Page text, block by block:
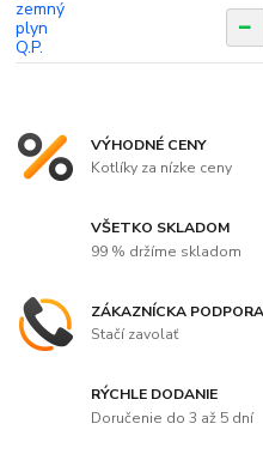
VÝHODNÉ CENY
Kotlíky za nízke ceny
VŠETKO SKLADOM
99 % držíme skladom
ZÁKAZNÍCKA PODPORA
Stačí zavolať
RÝCHLE DODANIE
Doručenie do 3 až 5 dní